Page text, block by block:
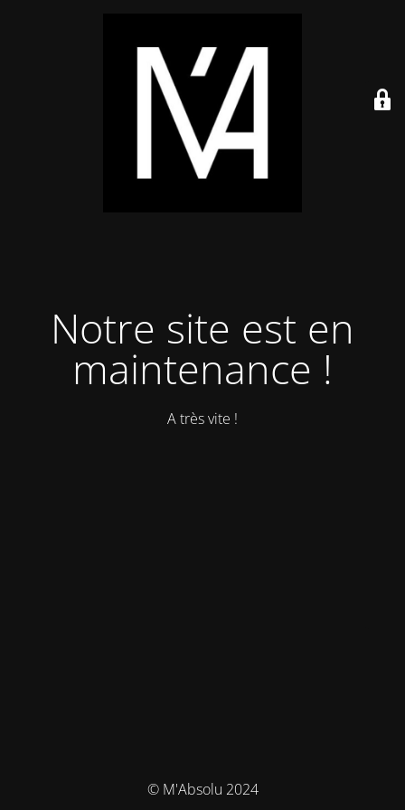
Notre site est en
maintenance !
A très vite !
© M'Absolu 2024